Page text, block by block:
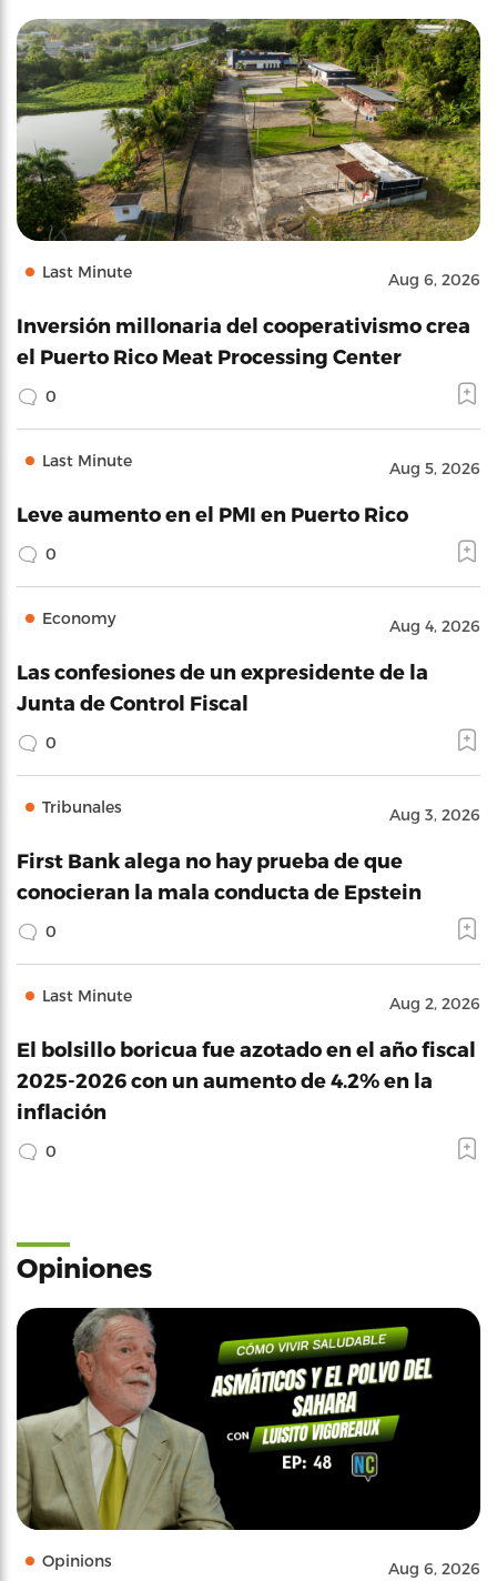
Last Minute Aug 6, 2026
Inversión millonaria del cooperativismo crea
el Puerto Rico Meat Processing Center
0
Last Minute Aug 5, 2026
Leve aumento en el PMI en Puerto Rico
0
Economy Aug 4, 2026
Las confesiones de un expresidente de la
Junta de Control Fiscal
0
Tribunales Aug 3, 2026
First Bank alega no hay prueba de que
conocieran la mala conducta de Epstein
0
Last Minute Aug 2, 2026
El bolsillo boricua fue azotado en el año fiscal
2025-2026 con un aumento de 4.2% en la
inflación
0
Opiniones
Opinions Aug 6, 2026